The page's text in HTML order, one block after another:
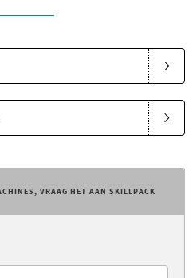
VRAAG HET AAN SKILLPACK